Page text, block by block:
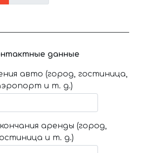
данные
авто (город, гостиница,
и т. д.)
аренды (город,
и т. д.)